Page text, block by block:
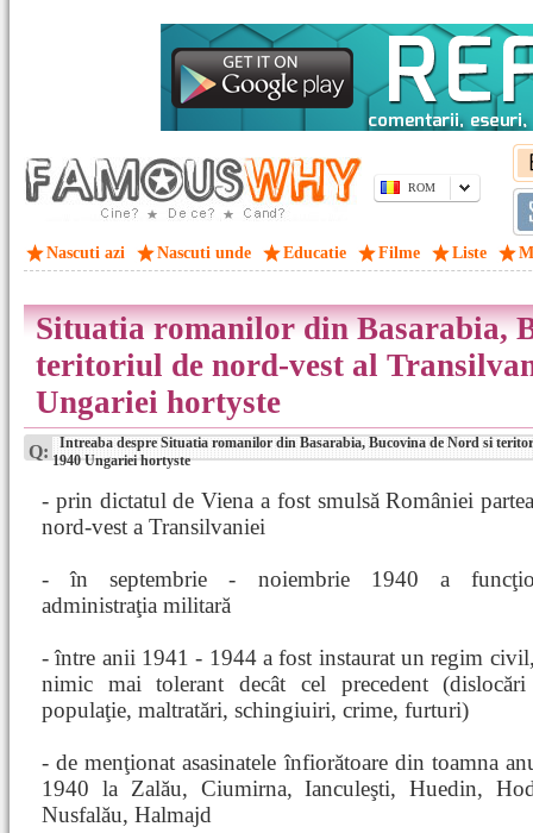
ROM
Nascuti azi Nascuti unde Educatie Filme Liste
Situatia romanilor din Basarabia,
teritoriul de nord-vest al
Ungariei hortyste
Q:
Intreaba despre Situatia romanilor din Basarabia, Bucovina de Nord si
1940 Ungariei hortyste
- prin dictatul de Viena a fost smulsă României
nord-vest a Transilvaniei
- în septembrie - noiembrie 1940 a
administraţia militară
- între anii 1941 - 1944 a fost instaurat un regim
nimic mai tolerant decât cel precedent
populaţie, maltratări, schingiuiri, crime, furturi)
- de menţionat asasinatele înfiorătoare din toamna
1940 la Zalău, Ciumirna, Ianculeşti, Huedin,
Nusfalău, Halmajd